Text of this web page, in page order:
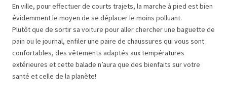
En ville, pour effectuer de courts trajets, la marche à pied est bien
évidemment le moyen de se déplacer le moins polluant.
Plutôt que de sortir sa voiture pour aller chercher une baguette de
pain ou le journal, enfiler une paire de chaussures qui vous sont
confortables, des vêtements adaptés aux températures
extérieures et cette balade n’aura que des bienfaits sur votre
santé et celle de la planète!